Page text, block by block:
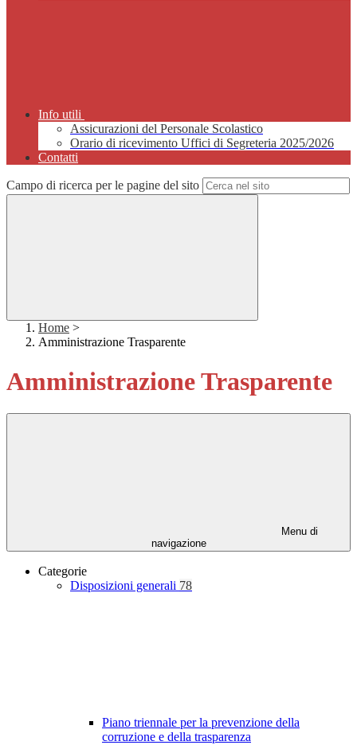
Info utili
Assicurazioni del Personale Scolastico
Orario di ricevimento Uffici di Segreteria 2025/2026
Contatti
Campo di ricerca per le pagine del sito
Home >
Amministrazione Trasparente
Amministrazione Trasparente
Menu di
navigazione
Categorie
Disposizioni generali 78
Piano triennale per la prevenzione della
corruzione e della trasparenza